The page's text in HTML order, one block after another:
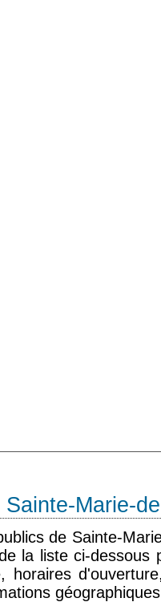
Marie-
de Sainte-
la liste ci-dessous
horaires